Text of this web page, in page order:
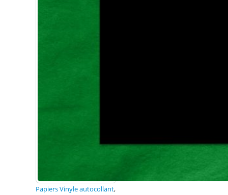
Papiers Vinyle autocollant,